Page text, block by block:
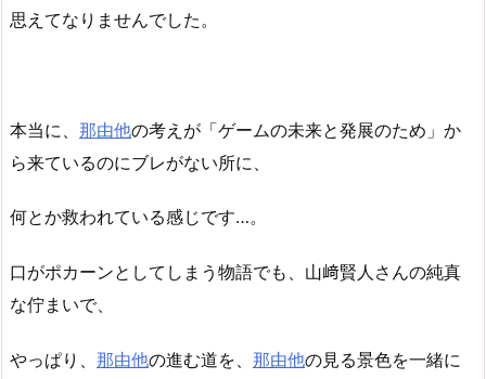
思えてなりませんでした。
本当に、 那由他の考えが「ゲームの未来と発展のため」か
ら来ているのにブレがない所に、
何とか救われている感じです…。
口がポカーンとしてしまう物語でも、山﨑賢人さんの純真
な佇まいで、
やっぱり、 那由他の進む道を、 那由他の見る景色を一緒に